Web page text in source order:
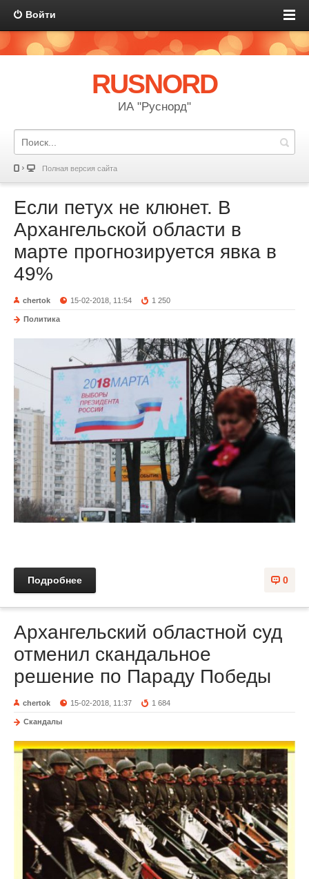
Войти
RUSNORD
ИА "Руснорд"
Полная версия сайта
Если петух не клюнет. В
Архангельской области в
марте прогнозируется явка в
49%
chertok 15-02-2018, 11:54 1 250
Политика
0
Подробнее
Архангельский областной суд
отменил скандальное
решение по Параду Победы
chertok 15-02-2018, 11:37 1 684
Скандалы